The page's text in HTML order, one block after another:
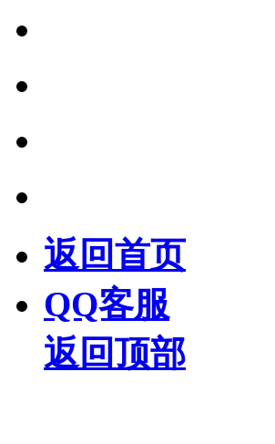
返回首页
QQ客服
返回顶部